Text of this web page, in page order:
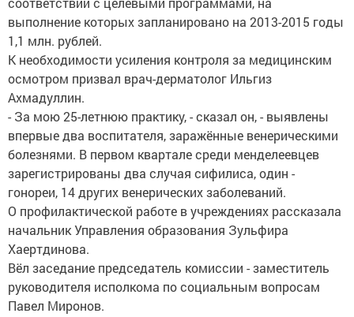
выполнение которых запланировано на 2013-2015 годы
1,1 млн. рублей.
К необходимости усиления контроля за медицинским
осмотром призвал врач-дерматолог Ильгиз
Ахмадуллин.
- За мою 25-летнюю практику, - сказал он, - выявлены
впервые два воспитателя, заражённые венерическими
болезнями. В первом квартале среди менделеевцев
зарегистрированы два случая сифилиса, один -
гонореи, 14 других венерических заболеваний.
О профилактической работе в учреждениях рассказала
начальник Управления образования Зульфира
Хаертдинова.
Вёл заседание председатель комиссии - заместитель
руководителя исполкома по социальным вопросам
Павел Миронов.